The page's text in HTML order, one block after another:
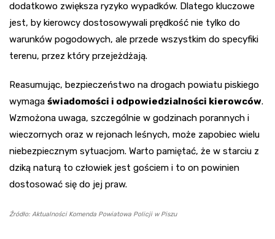
dodatkowo zwiększa ryzyko wypadków. Dlatego kluczowe
jest, by kierowcy dostosowywali prędkość nie tylko do
warunków pogodowych, ale przede wszystkim do specyfiki
terenu, przez który przejeżdżają.
Reasumując, bezpieczeństwo na drogach powiatu piskiego
wymaga świadomości i odpowiedzialności kierowców.
Wzmożona uwaga, szczególnie w godzinach porannych i
wieczornych oraz w rejonach leśnych, może zapobiec wielu
niebezpiecznym sytuacjom. Warto pamiętać, że w starciu z
dziką naturą to człowiek jest gościem i to on powinien
dostosować się do jej praw.
Źródło: Aktualności Komenda Powiatowa Policji w Piszu